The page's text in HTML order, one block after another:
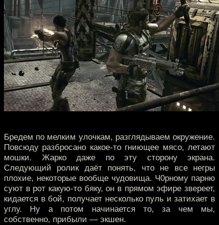
Бредем по мелким улочкам, разглядываем окружение.
Повсюду разбросано какое-то гниющее мясо, летают
мошки. Жарко даже по эту сторону экрана.
Следующий ролик даёт понять, что не все негры
плохие, некоторые вообще чудовища. Ч0рному парню
суют в рот какую-то бяку, он в прямом эфире звереет,
кидается в бой, получает несколько пуль и затихает в
углу. Ну а потом начинается то, за чем мы,
собственно, прибыли — экшен.